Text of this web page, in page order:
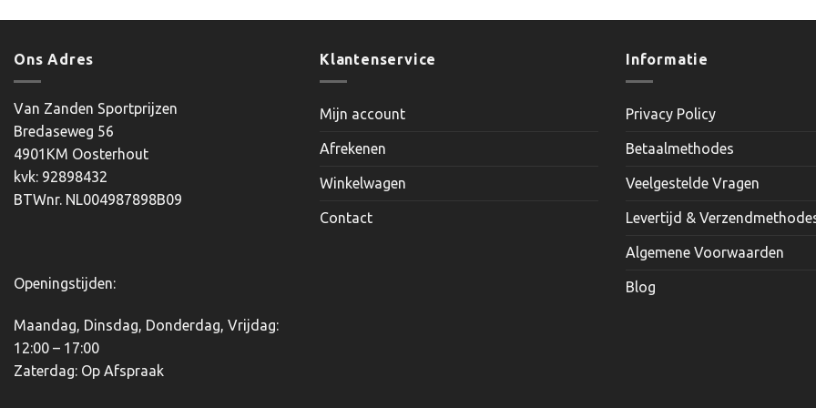
optie
op
Ons Adres
Van Zanden Sportprijzen
Bredaseweg 56
4901KM Oosterhout
kvk: 92898432
BTWnr. NL004987898B09
Openingstijden:
Maandag, Dinsdag, Donderdag, Vrijdag:
12:00 – 17:00
Zaterdag: Op Afspraak
Klantenservice
Mijn account
Afrekenen
Winkelwagen
Contact
Informatie
Privacy Policy
Betaalmethodes
Veelgestelde Vragen
Levertijd &
Algemene Voorwaarden
Blog